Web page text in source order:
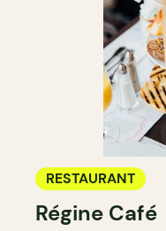
RESTAURANT
Régine Café